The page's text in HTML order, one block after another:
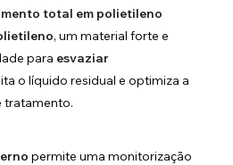
total em polietileno
, um material forte e
para esvaziar
o líquido residual e optimiza a
tratamento.
permite uma monitorização